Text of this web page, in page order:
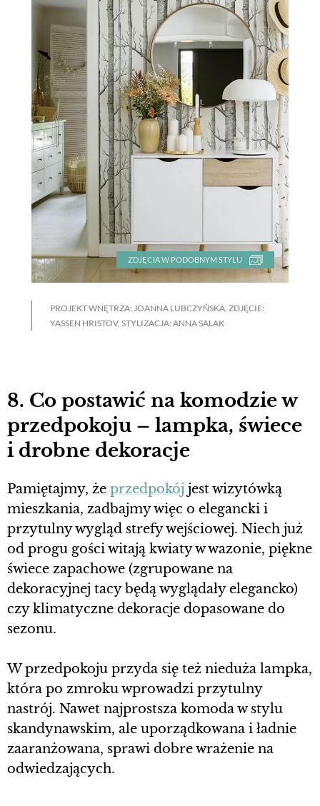
ZDJĘCIA W PODOBNYM STYLU
PROJEKT WNĘTRZA: JOANNA LUBCZYŃSKA, ZDJĘCIE:
YASSEN HRISTOV, STYLIZACJA: ANNA SALAK
8. Co postawić na komodzie w
przedpokoju – lampka, świece
i drobne dekoracje
Pamiętajmy, że przedpokój jest wizytówką
mieszkania, zadbajmy więc o elegancki i
przytulny wygląd strefy wejściowej. Niech już
od progu gości witają kwiaty w wazonie, piękne
świece zapachowe (zgrupowane na
dekoracyjnej tacy będą wyglądały elegancko)
czy klimatyczne dekoracje dopasowane do
sezonu.
W przedpokoju przyda się też nieduża lampka,
która po zmroku wprowadzi przytulny
nastrój. Nawet najprostsza komoda w stylu
skandynawskim, ale uporządkowana i ładnie
zaaranżowana, sprawi dobre wrażenie na
odwiedzających.